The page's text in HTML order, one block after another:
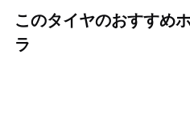
このタイヤのおすすめ
ラ